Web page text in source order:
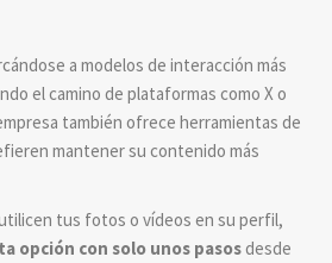
a modelos de interacción más
el camino de plataformas como X o
también ofrece herramientas de
mantener su contenido más
tus fotos o vídeos en su perfil,
opción con solo unos pasosdesde